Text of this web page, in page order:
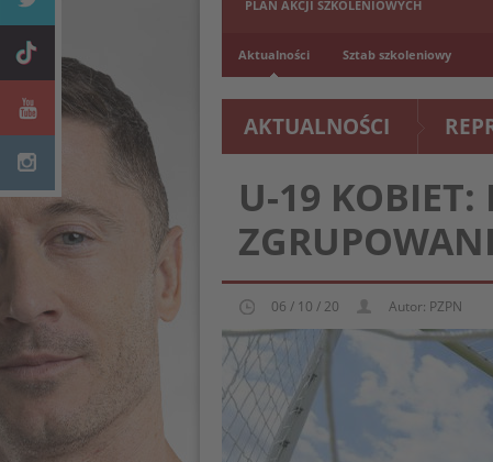
PLAN AKCJI SZKOLENIOWYCH
Aktualności Sztab szkoleniowy
AKTUALNOŚCI
U-19
06 / 10 / 20 Autor: PZPN